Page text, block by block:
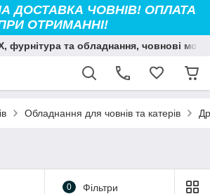
ДОСТАВКА ЧОВНІВ! ОПЛАТА
ОТРИМАННІ!
фурнітура та обладнання, човнові
Обладнання для човнів та катерів
0 Фільтри